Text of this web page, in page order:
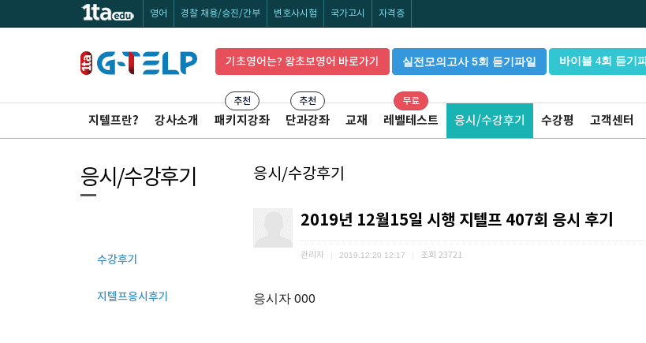
영어 경찰 채용/승진/간부 변호사시험 국가고시 자격증
기초영어는? 왕초보영어 바로가기 실전모의고사 5회 듣기파일 바이블 4회 듣기
지텔프란? 강사소개 패키지강좌
추천
단과강좌
추천
교재 레벨테스트
무료
응시/수강후기 수강평 고객센터
응시/수강후기
수강후기
지텔프응시후기
응시/수강후기
2019년 12월15일 시행 지텔프 407회 응시 후기
관리자 2019.12.20 12:17 조회 23721
응시자 000